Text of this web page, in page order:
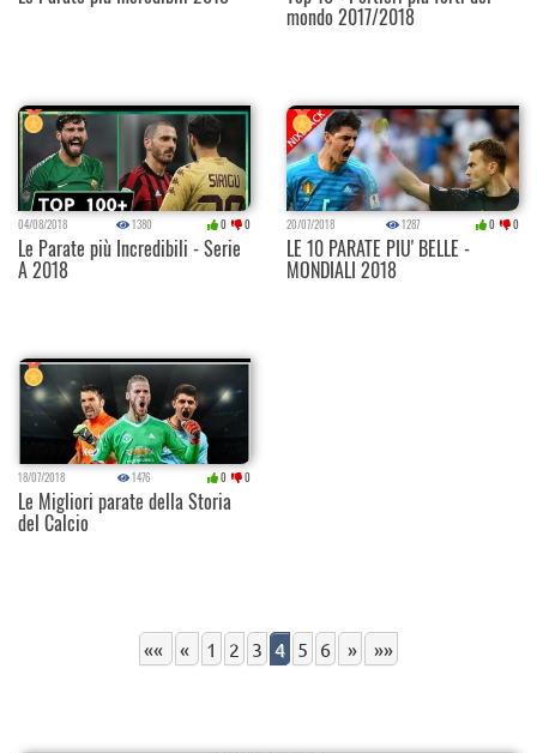
mondo 2017/2018
04/08/2018 1380 0 0
Le Parate più Incredibili - Serie
A 2018
20/07/2018 1287 0 0
LE 10 PARATE PIU' BELLE -
MONDIALI 2018
18/07/2018 1476 0 0
Le Migliori parate della Storia
del Calcio
«« « 1 2 3 4 5 6 » »»